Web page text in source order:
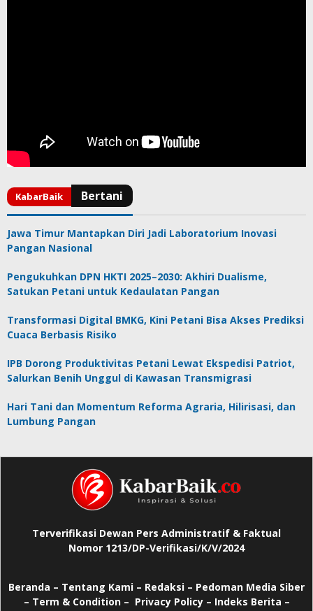
Jawa Timur Mantapkan Diri Jadi Laboratorium Inovasi
Pangan Nasional
Pengukuhkan DPN HKTI 2025–2030: Akhiri Dualisme,
Satukan Petani untuk Kedaulatan Pangan
Transformasi Digital BMKG, Kini Petani Bisa Akses Prediksi
Cuaca Berbasis Risiko
IPB Dorong Produktivitas Petani Lewat Ekspedisi Patriot,
Salurkan Benih Unggul di Kawasan Transmigrasi
Hari Tani dan Momentum Reforma Agraria, Hilirisasi, dan
Lumbung Pangan
Terverifikasi Dewan Pers Administratif & Faktual
Nomor 1213/DP-Verifikasi/K/V/2024
Beranda – Tentang Kami – Redaksi – Pedoman Media Siber
– Term & Condition – Privacy Policy– Indeks Berita –